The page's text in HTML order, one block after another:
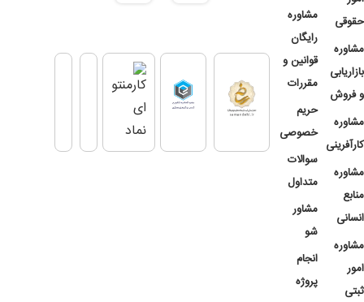
حقوقی
مشاوره
بازاریابی
و فروش
مشاوره
کارآفرینی
مشاوره
منابع
انسانی
مشاوره
امور
ثبتی
مشاوره
رایگان
قوانین و
مقررات
حریم
خصوصی
سوالات
متداول
مشاور
شو
انجام
پروژه